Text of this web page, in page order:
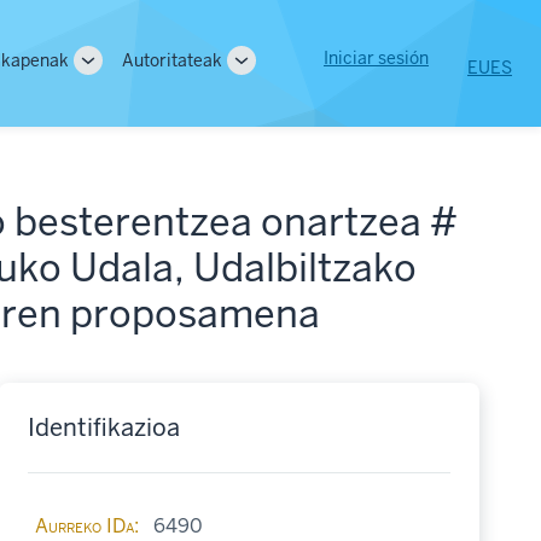
ToggleAutoritateak
Toggle
User
menu
Iniciar sesión EUES
besterentzea onartzea #
Udala, Udalbiltzako
proposamena
Identifikazioa
Aurreko IDa
6490